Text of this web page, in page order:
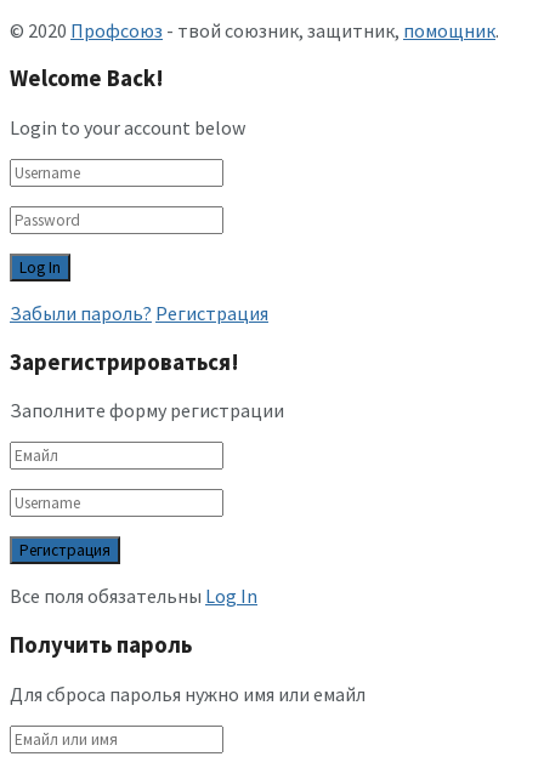
© 2020 Профсоюз - твой союзник, защитник, помощник.
Welcome Back!
Login to your account below
Забыли пароль? Регистрация
Зарегистрироваться!
Заполните форму регистрации
Все поля обязательны Log In
Получить пароль
Для сброса паролья нужно имя или емайл